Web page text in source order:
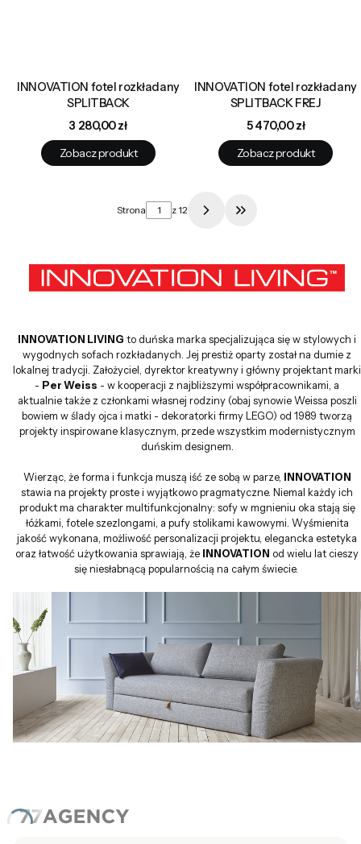
INNOVATION fotel rozkładany
SPLITBACK
Cena
3 280,00 zł
Zobacz produkt
INNOVATION fotel rozkładany
SPLITBACK FREJ
Cena
5 470,00 zł
Zobacz produkt
Strona z 12 Przejdź do ostatniej
INNOVATION LIVING to duńska marka specjalizująca się w stylowych i
wygodnych sofach rozkładanych. Jej prestiż oparty został na dumie z
lokalnej tradycji. Założyciel, dyrektor kreatywny i główny projektant marki
- Per Weiss - w kooperacji z najbliższymi współpracownikami, a
aktualnie także z członkami własnej rodziny (obaj synowie Weissa poszli
bowiem w ślady ojca i matki - dekoratorki firmy LEGO) od 1989 tworzą
projekty inspirowane klasycznym, przede wszystkim modernistycznym
duńskim designem.
Wierząc, że forma i funkcja muszą iść ze sobą w parze,
INNOVATION
stawia na projekty proste i wyjątkowo pragmatyczne. Niemal każdy ich
produkt ma charakter multifunkcjonalny: sofy w mgnieniu oka stają się
łóżkami, fotele szezlongami, a pufy stolikami kawowymi. Wyśmienita
jakość wykonana, możliwość personalizacji projektu, elegancka estetyka
oraz łatwość użytkowania sprawiają, że
INNOVATION od wielu lat cieszy
się niesłabnącą popularnością na całym świecie.